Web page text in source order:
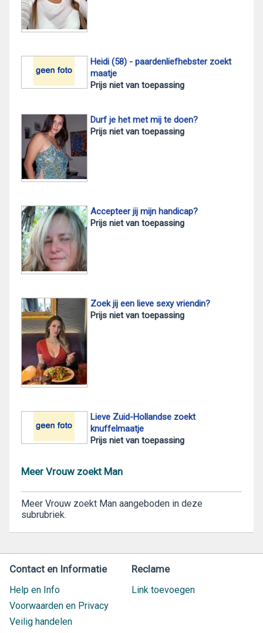
Heidi (58) - paardenliefhebster zoekt
maatje
Prijs niet van toepassing
Durf je het met mij te doen?
Prijs niet van toepassing
Accepteer jij mijn handicap?
Prijs niet van toepassing
Zoek jij een lieve sexy vriendin?
Prijs niet van toepassing
Lieve Zuid-Hollandse zoekt
knuffelmaatje
Prijs niet van toepassing
Meer Vrouw zoekt Man
Meer Vrouw zoekt Man aangeboden in deze
subrubriek.
Contact en Informatie
Help en Info
Voorwaarden en Privacy
Veilig handelen
Reclame
Link toevoegen